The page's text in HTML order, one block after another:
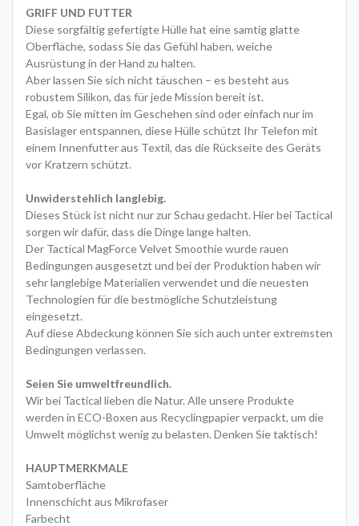
GRIFF UND FUTTER
Diese sorgfältig gefertigte Hülle hat eine samtig glatte
Oberfläche, sodass Sie das Gefühl haben, weiche
Ausrüstung in der Hand zu halten.
Aber lassen Sie sich nicht täuschen – es besteht aus
robustem Silikon, das für jede Mission bereit ist.
Egal, ob Sie mitten im Geschehen sind oder einfach nur im
Basislager entspannen, diese Hülle schützt Ihr Telefon mit
einem Innenfutter aus Textil, das die Rückseite des Geräts
vor Kratzern schützt.
Unwiderstehlich langlebig.
Dieses Stück ist nicht nur zur Schau gedacht. Hier bei Tactical
sorgen wir dafür, dass die Dinge lange halten.
Der Tactical MagForce Velvet Smoothie wurde rauen
Bedingungen ausgesetzt und bei der Produktion haben wir
sehr langlebige Materialien verwendet und die neuesten
Technologien für die bestmögliche Schutzleistung
eingesetzt.
Auf diese Abdeckung können Sie sich auch unter extremsten
Bedingungen verlassen.
Seien Sie umweltfreundlich.
Wir bei Tactical lieben die Natur. Alle unsere Produkte
werden in ECO-Boxen aus Recyclingpapier verpackt, um die
Umwelt möglichst wenig zu belasten. Denken Sie taktisch!
HAUPTMERKMALE
Samtoberfläche
Innenschicht aus Mikrofaser
Farbecht